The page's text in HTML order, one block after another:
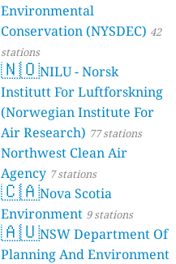
Environmental
Conservation (NYSDEC) 42
stations
🇳🇴NILU - Norsk
Institutt For Luftforskning
(Norwegian Institute For
Air Research) 77 stations
Northwest Clean Air
Agency 7 stations
🇨🇦Nova Scotia
Environment 9 stations
🇦🇺NSW Department Of
Planning And Environment